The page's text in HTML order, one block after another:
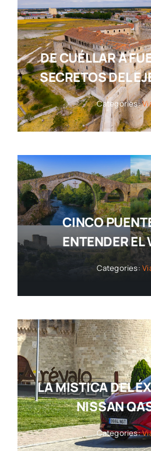
DE CUÉLLAR A
SECRETOS DEL
Categories:
CINCO
ENTENDER EL
Categories:
LA MISTICA DEL
NISSAN
Categories: